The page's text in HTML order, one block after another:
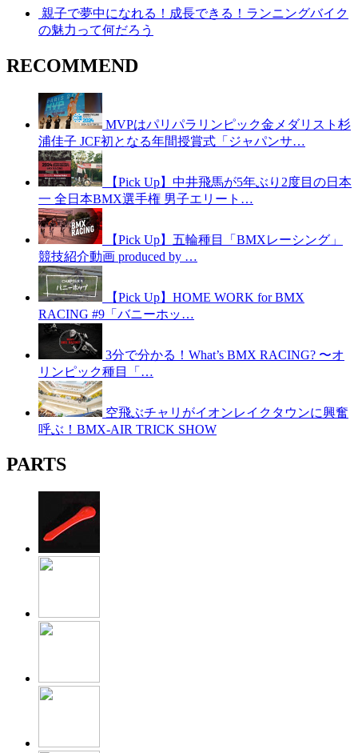
親子で夢中になれる！成長できる！ランニングバイク
の魅力って何だろう
RECOMMEND
MVPはパリパラリンピック金メダリスト杉
浦佳子 JCF初となる年間授賞式「ジャパンサ…
【Pick Up】中井飛馬が5年ぶり2度目の日本
一 全日本BMX選手権 男子エリート…
【Pick Up】五輪種目「BMXレーシング」
競技紹介動画 produced by …
【Pick Up】HOME WORK for BMX
RACING #9「バニーホッ…
3分で分かる！What’s BMX RACING? 〜オ
リンピック種目「…
空飛ぶチャリがイオンレイクタウンに興奮
呼ぶ！BMX-AIR TRICK SHOW
PARTS